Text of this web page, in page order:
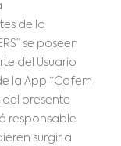
de la
se poseen
del Usuario
la App “Cofem
del presente
responsable
surgir a